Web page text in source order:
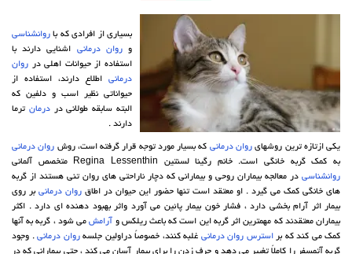
بسیاری از افرادی که با روانشناسی
وروان درمانی اشنایی دارند با
استفاده از حیوانات اهلی در روان
درمانی اطلاع دارند، استفاده از
حیواناتی نظیر اسب و دلفین که
البته سابقه طولانی دردرمان ترما
دارند .
یکی ازتازه ترین روشهایروان درمانی که بسیار مورد توجه قرار گرفته است، روش روان درمانی
به کمک گربه خانگی است. خانم رگینا لسنتین Regina Lessenthin متخصص آلمانی
روانشناسی در معالجه بیماران روحی و بیمارانی که دچار ناراحتی های روان تنی هستند از گربه
های خانگی کمک می گیرد . او معتقد است تنها حضور این حیوان در اطاق روان درمانی بر روی
بیمار اثر آرام بخشی دارد ، فشار خون بیمار پائین می آورد واثر بهبود دهنده ای دارد . اکثر
بیماران معتقدند که مهمترین اثر گربه این است که باعث ریلکس و آرامشمی شود ، گربه به آنها
کمک می کند که براسترس روان درمانی غلبه کنند، خصوصاٌ دراولین جلسهروان درمانی . وجود
گربه آتمسفر را کاملاً تغییر می دهد و حرف زدن را برای بیمار آسان می کند ، حتی بیمارانی که در